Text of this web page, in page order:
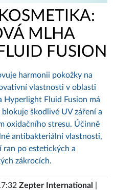
MLHA
FUSION
harmonii pokožky na
vlastnosti v oblasti
Fluid Fusion má
škodlivé UV záření a
oxidačního stresu. Účinně
antibakteriální vlastnosti,
ran po estetických a
zákrocích.
Zepter International